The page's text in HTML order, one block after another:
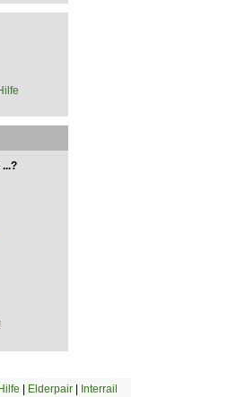
| Elderpair| Interrail